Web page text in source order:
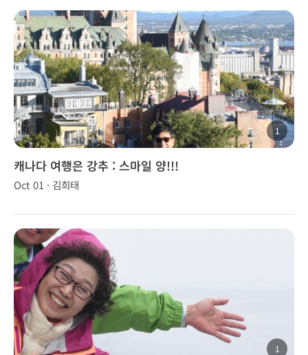
1
캐나다 여행은 강추 : 스마일 양!!!
Oct 01 · 김희태
1